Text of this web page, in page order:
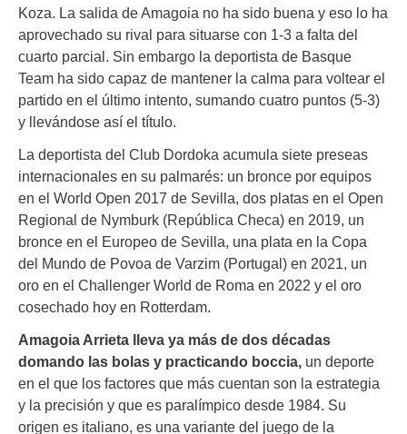
Koza. La salida de Amagoia no ha sido buena y eso lo ha
aprovechado su rival para situarse con 1-3 a falta del
cuarto parcial. Sin embargo la deportista de Basque
Team ha sido capaz de mantener la calma para voltear el
partido en el último intento, sumando cuatro puntos (5-3)
y llevándose así el título.
La deportista del Club Dordoka acumula siete preseas
internacionales en su palmarés: un bronce por equipos
en el World Open 2017 de Sevilla, dos platas en el Open
Regional de Nymburk (República Checa) en 2019, un
bronce en el Europeo de Sevilla, una plata en la Copa
del Mundo de Povoa de Varzim (Portugal) en 2021, un
oro en el Challenger World de Roma en 2022 y el oro
cosechado hoy en Rotterdam.
Amagoia Arrieta lleva ya más de dos décadas
domando las bolas y practicando boccia, un deporte
en el que los factores que más cuentan son la estrategia
y la precisión y que es paralímpico desde 1984. Su
origen es italiano, es una variante del juego de la